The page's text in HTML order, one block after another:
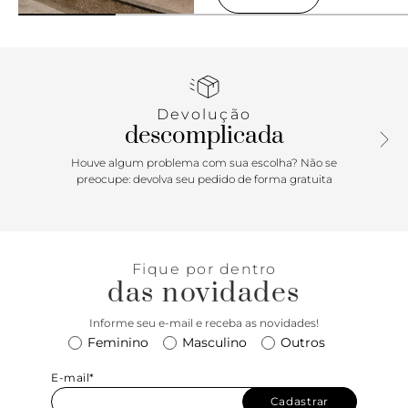
Devolução
descomplicada
Houve algum problema com sua escolha? Não se
preocupe: devolva seu pedido de forma gratuita
Fique por dentro
das novidades
Informe seu e-mail e receba as novidades!
Feminino Masculino Outros
E-mail*
Cadastrar